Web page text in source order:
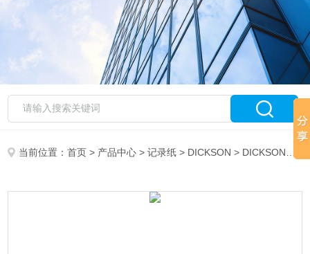
当前位置：首页 > 产品中心 >记录纸 > DICKSON > DICKSON记录纸C442